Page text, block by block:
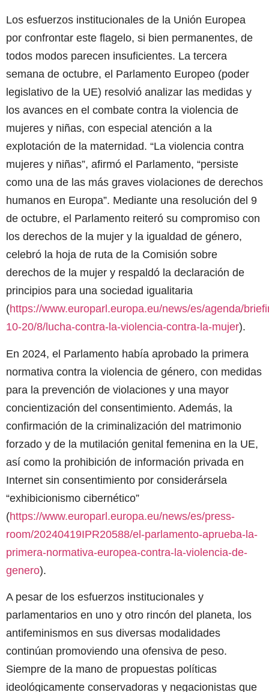
Los esfuerzos institucionales de la Unión Europea
por confrontar este flagelo, si bien permanentes, de
todos modos parecen insuficientes. La tercera
semana de octubre, el Parlamento Europeo (poder
legislativo de la UE) resolvió analizar las medidas y
los avances en el combate contra la violencia de
mujeres y niñas, con especial atención a la
explotación de la maternidad. “La violencia contra
mujeres y niñas”, afirmó el Parlamento, “persiste
como una de las más graves violaciones de derechos
humanos en Europa”. Mediante una resolución del 9
de octubre, el Parlamento reiteró su compromiso con
los derechos de la mujer y la igualdad de género,
celebró la hoja de ruta de la Comisión sobre
derechos de la mujer y respaldó la declaración de
principios para una sociedad igualitaria
(https://www.europarl.europa.eu/news/es/agenda/
10-20/8/lucha-contra-la-violencia-contra-la-mujer).
En 2024, el Parlamento había aprobado la primera
normativa contra la violencia de género, con medidas
para la prevención de violaciones y una mayor
concientización del consentimiento. Además, la
confirmación de la criminalización del matrimonio
forzado y de la mutilación genital femenina en la UE,
así como la prohibición de información privada en
Internet sin consentimiento por considerársela
“exhibicionismo cibernético”
(https://www.europarl.europa.eu/news/es/press-
room/20240419IPR20588/el-parlamento-aprueba-la-
primera-normativa-europea-contra-la-violencia-de-
genero).
A pesar de los esfuerzos institucionales y
parlamentarios en uno y otro rincón del planeta, los
antifeminismos en sus diversas modalidades
continúan promoviendo una ofensiva de peso.
Siempre de la mano de propuestas políticas
ideológicamente conservadoras y negacionistas que